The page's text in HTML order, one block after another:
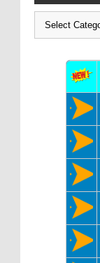
Categories